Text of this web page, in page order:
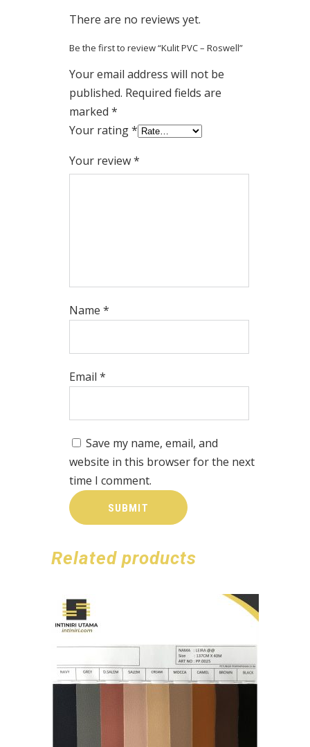
There are no reviews yet.
Be the first to review “Kulit PVC – Roswell”
Your email address will not be
published. Required fields are
marked *
Your rating*
Your review*
Name *
Email *
Save my name, email, and
website in this browser for the next
time I comment.
Related products